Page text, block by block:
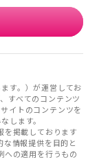
す。）が運営してお
すべてのコンテンツ
イトのコンテンツを
します。
を掲載しております
情報提供を目的と
への適用を行うもの